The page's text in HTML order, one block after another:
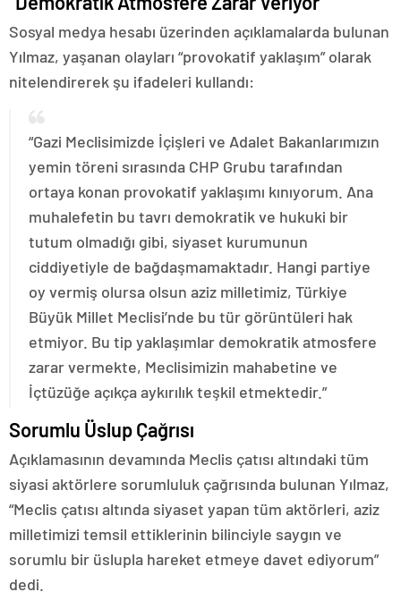
Sosyal medya hesabı üzerinden açıklamalarda bulunan
Yılmaz, yaşanan olayları “provokatif yaklaşım” olarak
nitelendirerek şu ifadeleri kullandı:
“Gazi Meclisimizde İçişleri ve Adalet Bakanlarımızın
yemin töreni sırasında CHP Grubu tarafından
ortaya konan provokatif yaklaşımı kınıyorum. Ana
muhalefetin bu tavrı demokratik ve hukuki bir
tutum olmadığı gibi, siyaset kurumunun
ciddiyetiyle de bağdaşmamaktadır. Hangi partiye
oy vermiş olursa olsun aziz milletimiz, Türkiye
Büyük Millet Meclisi’nde bu tür görüntüleri hak
etmiyor. Bu tip yaklaşımlar demokratik atmosfere
zarar vermekte, Meclisimizin mahabetine ve
İçtüzüğe açıkça aykırılık teşkil etmektedir.”
Sorumlu Üslup Çağrısı
Açıklamasının devamında Meclis çatısı altındaki tüm
siyasi aktörlere sorumluluk çağrısında bulunan Yılmaz,
“Meclis çatısı altında siyaset yapan tüm aktörleri, aziz
milletimizi temsil ettiklerinin bilinciyle saygın ve
sorumlu bir üslupla hareket etmeye davet ediyorum”
dedi.